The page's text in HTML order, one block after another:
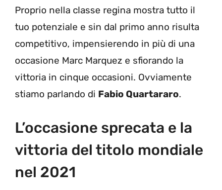
Proprio nella classe regina mostra tutto il
tuo potenziale e sin dal primo anno risulta
competitivo, impensierendo in più di una
occasione Marc Marquez e sfiorando la
vittoria in cinque occasioni. Ovviamente
stiamo parlando di Fabio Quartararo.
L’occasione sprecata e la
vittoria del titolo mondiale
nel 2021